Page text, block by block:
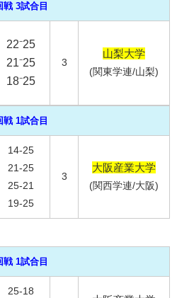
戦 3試合目
22⁻25
21⁻25
18⁻25
3
山梨大学
(関東学連/山梨)
戦 1試合目
14-25
21-25
25-21
19-25
3
大阪産業大学
(関西学連/大阪)
戦 1試合目
25-18